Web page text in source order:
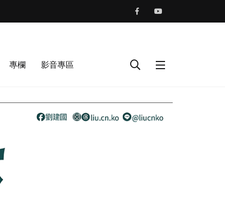
專欄 影音專區